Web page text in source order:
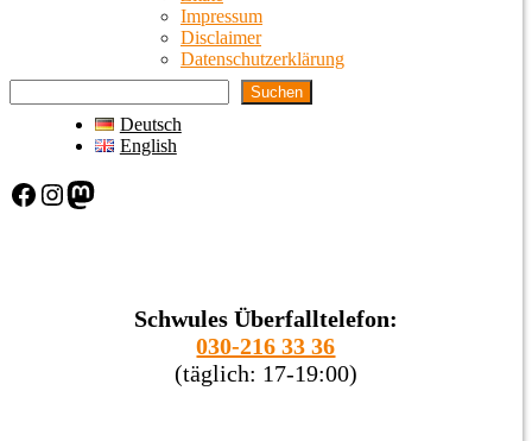
Impressum
Disclaimer
Datenschutzerklärung
Suchen
Deutsch
English
Facebook Instagram Mastodon
Schwules Überfalltelefon:
030-216 33 36
(täglich: 17-19:00)